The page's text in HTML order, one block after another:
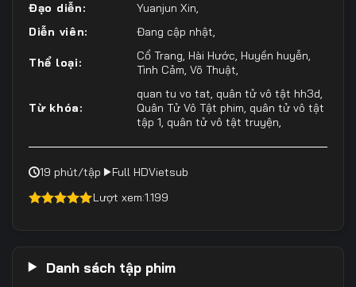
Đạo diễn:
Yuanjun Xin,
Diễn viên:
Đang cập nhật,
Thể loại: Cổ Trang, Hài Hước, Huyền huyễn,
Tình Cảm, Võ Thuật,
Từ khóa:
quan tu vo tat, quân tử vô tật hh3d,
Quân Tử Vô Tật phim, quân tử vô tật
tập 1, quân tử vô tật truyện,
19 phút/tập Full HDVietsub
5
Lượt xem:1.199
Danh sách tập phim